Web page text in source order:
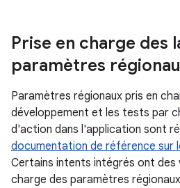
Prise en charge des
paramètres
Paramètres régionaux pris en
développement et les tests par
d'action dans l'application sont
documentation de référence sur
Certains intents intégrés ont des
charge des paramètres